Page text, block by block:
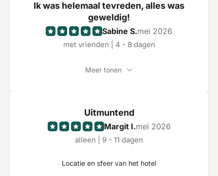
Ik was helemaal tevreden, alles was
geweldig!
Sabine S.mei 2026
met vrienden | 4 - 8 dagen
Meer tonen
Uitmuntend
Margit I.mei 2026
alleen | 9 - 11 dagen
Locatie en sfeer van het hotel